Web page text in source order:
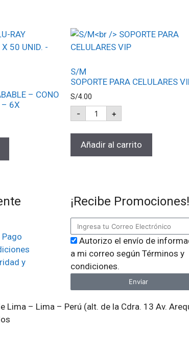
– CONO
– 6X
S/M
SOPORTE PARA CELULARES
S/4.00
- +
Añadir al carrito
y
¡Recibe Promociones!
Autorizo el envío de
a mi correo según Términos y
condiciones.
Enviar
– Lima – Perú (alt. de la Cdra. 13 Av.